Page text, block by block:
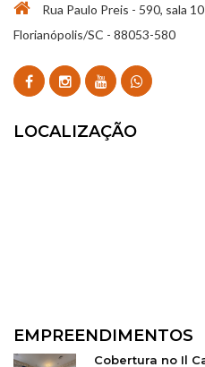
Rua Paulo Preis - 590, sala
Florianópolis/SC - 88053-580
LOCALIZAÇÃO
EMPREENDIMENTOS
Cobertura no Il